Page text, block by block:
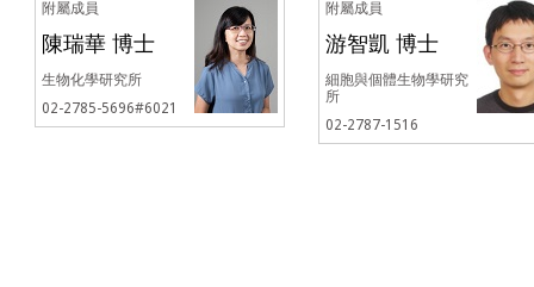
附屬成員
陳瑞華 博士
生物化學研究所
02-2785-5696#6021
附屬成員
游智凱 博士
細胞與個體生物學研究
所
02-2787-1516